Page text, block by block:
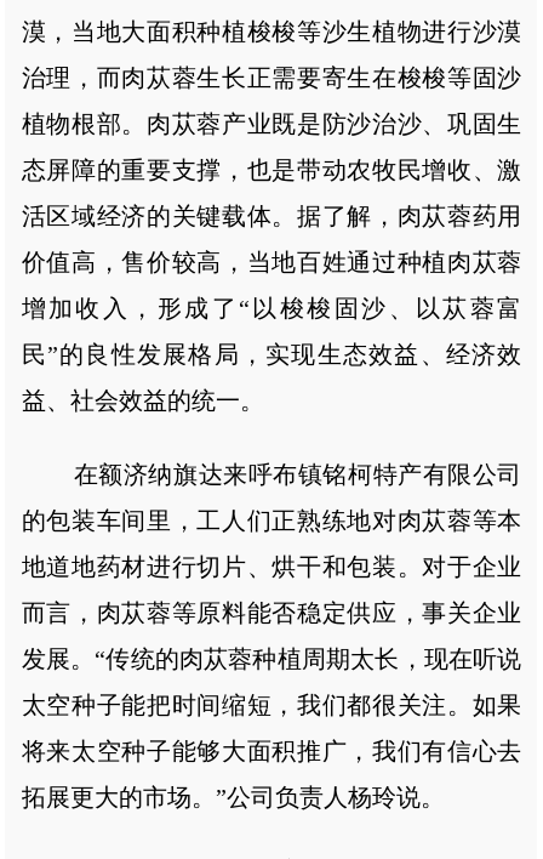
漠，当地大面积种植梭梭等沙生植物进行沙漠
治理，而肉苁蓉生长正需要寄生在梭梭等固沙
植物根部。肉苁蓉产业既是防沙治沙、巩固生
态屏障的重要支撑，也是带动农牧民增收、激
活区域经济的关键载体。据了解，肉苁蓉药用
价值高，售价较高，当地百姓通过种植肉苁蓉
增加收入，形成了“以梭梭固沙、以苁蓉富
民”的良性发展格局，实现生态效益、经济效
益、社会效益的统一。
在额济纳旗达来呼布镇铭柯特产有限公司
的包装车间里，工人们正熟练地对肉苁蓉等本
地道地药材进行切片、烘干和包装。对于企业
而言，肉苁蓉等原料能否稳定供应，事关企业
发展。“传统的肉苁蓉种植周期太长，现在听说
太空种子能把时间缩短，我们都很关注。如果
将来太空种子能够大面积推广，我们有信心去
拓展更大的市场。”公司负责人杨玲说。